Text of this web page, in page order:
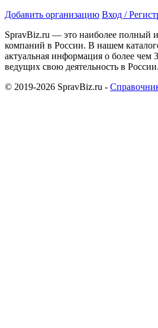
Добавить организацию Вход /
SpravBiz.ru — это наиболее полный
компаний в России. В нашем
актуальная информация о более чем
ведущих свою деятельность в России.
© 2019-2026 SpravBiz.ru -